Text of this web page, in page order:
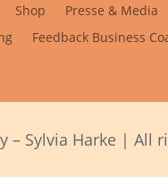
Shop
Presse & Media
Feedback Business
– Sylvia Harke | All